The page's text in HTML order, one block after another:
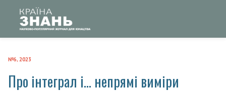
№6, 2023
Про інтеграл і... непрямі виміри